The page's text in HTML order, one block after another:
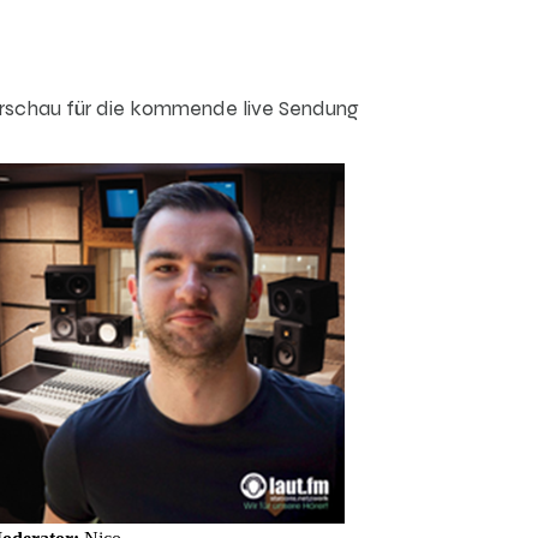
für die kommende live Sendung